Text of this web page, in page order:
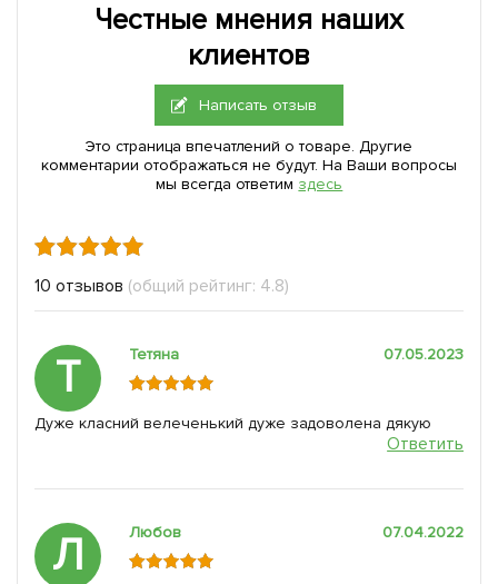
Честные мнения наших
клиентов
Написать отзыв
Это страница впечатлений о товаре. Другие
комментарии отображаться не будут. На Ваши вопросы
мы всегда ответим здесь
10 отзывов (общий рейтинг: 4.8)
Т Тетяна 07.05.2023
Дуже класний велеченький дуже задоволена дякую
Ответить
Л Любов 07.04.2022